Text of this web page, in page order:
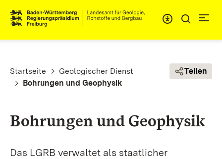
Pfadnavigation
Startseite
Geologischer Dienst
Bohrungen und Geophysik
Teilen
Bohrungen und Geophysik
Das LGRB verwaltet als staatlicher